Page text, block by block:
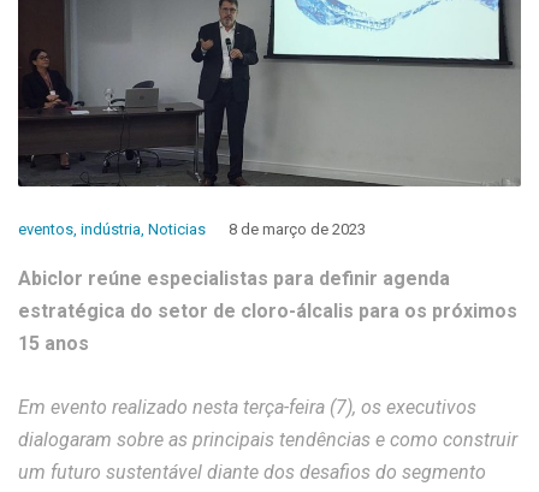
eventos, indústria, Noticias 8 de março de 2023
Abiclor reúne especialistas para definir agenda
estratégica do setor de cloro-álcalis para os próximos
15 anos
Em evento realizado nesta terça-feira (7), os executivos
dialogaram sobre as principais tendências e como construir
um futuro sustentável diante dos desafios do segmento